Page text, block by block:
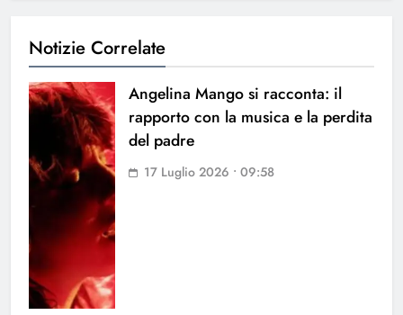
Notizie Correlate
Angelina Mango si racconta: il
rapporto con la musica e la perdita
del padre
17 Luglio 2026 • 09:58